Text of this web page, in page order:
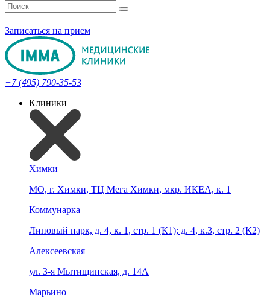
Записаться на прием
+7 (495) 790-35-53
Клиники
Химки
МО, г. Химки, ТЦ Мега Химки, мкр. ИКЕА, к. 1
Коммунарка
Липовый парк, д. 4, к. 1, стр. 1 (К1); д. 4, к.3, стр. 2 (К2)
Алексеевская
ул. 3-я Мытищинская, д. 14А
Марьино